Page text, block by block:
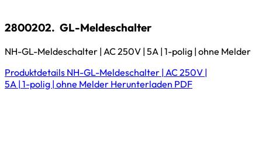
2800202. GL-Meldeschalter
NH-GL-Meldeschalter | AC 250V | 5A | 1-polig | ohne Melder
Produktdetails NH-GL-Meldeschalter | AC 250V |
5A | 1-polig | ohne Melder Herunterladen PDF